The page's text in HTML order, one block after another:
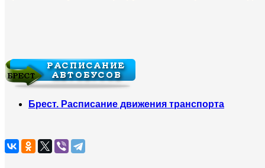
Брест. Расписание движения транспорта